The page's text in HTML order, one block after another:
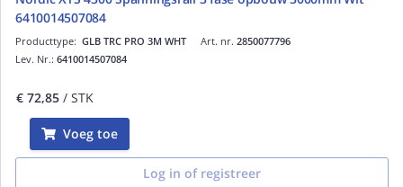
6410014507084
Art. nr. 2850077796
Producttype: GLB TRC PRO 3M WHT
Lev. Nr.: 6410014507084
€ 72,85 / STK
Voeg toe
Log in of registreer